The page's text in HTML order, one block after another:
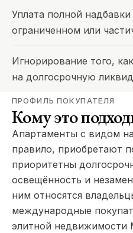
Уплата полной
ограниченном или
Игнорирование того,
на долгосрочную
ПРОФИЛЬ ПОКУПАТЕЛЯ
Кому это
Апартаменты с видом
правило, приобретают
приоритетны
освещённость и
ним относятся
международные
элитной недвижимости